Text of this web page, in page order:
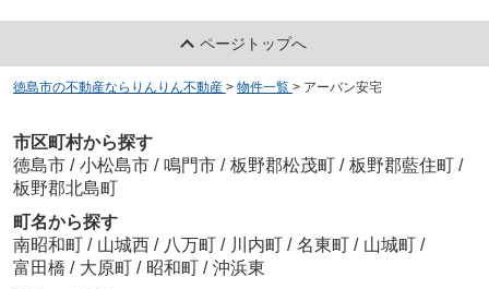
ページトップへ
徳島市の不動産ならりんりん不動産 > 物件一覧 > アーバン安宅
市区町村から探す
徳島市 / 小松島市 / 鳴門市 / 板野郡松茂町 / 板野郡藍住町 /
板野郡北島町
町名から探す
南昭和町 / 山城西 / 八万町 / 川内町 / 名東町 / 山城町 /
富田橋 / 大原町 / 昭和町 / 沖浜東